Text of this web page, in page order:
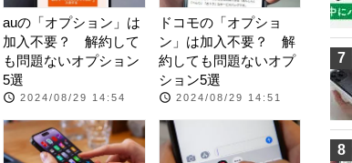
auの「オプション」は
加入不要？ 解約して
も問題ないオプション
5選
2024/08/29 14:54
ドコモの「オプショ
ン」は加入不要？ 解
約しても問題ないオプ
ション5選
2024/08/29 14:51
7
8